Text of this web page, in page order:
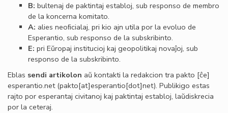
B: bultenaj de paktintaj establoj, sub responso de membro
de la koncerna komitato.
A: alies neoﬁcialaj, pri kio ajn utila por la evoluo de
Esperantio, sub responso de la subskribinto.
E: pri Eŭropaj institucioj kaj geopolitikaj novaĵoj, sub
responso de la subskribinto.
Eblas sendi artikolon aŭ kontakti la redakcion tra pakto [ĉe]
esperantio.net(pakto[at]esperantio[dot]net). Publikigo estas
rajto por esperantaj civitanoj kaj paktintaj establoj, laŭdiskrecia
por la ceteraj.